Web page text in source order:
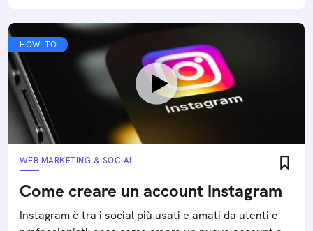
HOW-TO
WEB MARKETING & SOCIAL
Come creare un account Instagram
Instagram è tra i social più usati e amati da utenti e